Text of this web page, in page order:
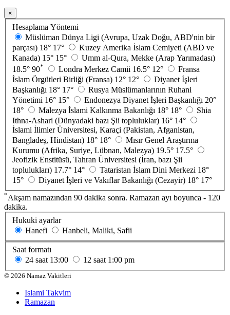
×
Hesaplama Yöntemi
Müslüman Dünya Ligi (Avrupa, Uzak Doğu, ABD'nin bir
parçası) 18° 17°
Kuzey Amerika İslam Cemiyeti (ABD ve
Kanada) 15° 15°
Umm al-Qura, Mekke (Arap Yarımadası)
18.5° 90* Londra Merkez Camii 16.5° 12°
Fransa
İslam Örgütleri Birliği (Fransa) 12° 12°
Diyanet İşleri
Başkanlığı 18° 17°
Rusya Müslümanlarının Ruhani
Yönetimi 16° 15° Endonezya Diyanet İşleri Başkanlığı 20°
18°
Malezya İslami Kalkınma Bakanlığı 18° 18°
Shia
Ithna-Ashari (Dünyadaki bazı Şii topluluklar) 16° 14°
İslami İlimler Üniversitesi, Karaçi (Pakistan, Afganistan,
Bangladeş, Hindistan) 18° 18°
Mısır Genel Araştırma
Kurumu (Afrika, Suriye, Lübnan, Malezya) 19.5° 17.5°
Jeofizik Enstitüsü, Tahran Üniversitesi (İran, bazı Şii
toplulukları) 17.7° 14° Tataristan İslam Dini Merkezi 18°
15°
Diyanet İşleri ve Vakıflar Bakanlığı (Cezayir) 18° 17°
*Akşam namazından 90 dakika sonra. Ramazan ayı boyunca - 120
dakika.
Hukuki ayarlar
Hanefi
Hanbeli, Maliki, Safii
Saat formatı
24 saat 13:00 12 saat 1:00 pm
© 2026 Namaz Vakitleri
Islami Takvim
Ramazan